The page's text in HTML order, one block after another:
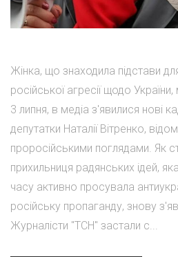
Жінка, що знаходила підстави
російської агресії щодо
3 липня, в медіа з'явилися нові
депутатки Наталії Вітренко,
проросійськими поглядами. Як
прихильниця радянських ідей,
часу активно просувала
російську пропаганду, знову
Журналісти "ТСН" застали с...